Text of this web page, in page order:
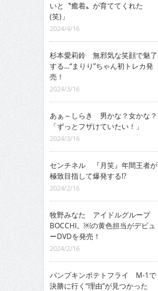
いと〝癒着〟が育ててくれた
(笑)」
2024/4/16
杉本愛莉鈴 無邪気な笑顔で魅了
する…“まりり”ちゃん初トレカ発
売！
2024/3/16
あぁ～しらき 男かな？女かな？
「ずっとフザけていたい！」
2024/3/16
センチネル 『月笑』年間王者が
極致目指して爆発する!?
2024/2/16
牧野みなた アイドルグループ
BOCCHI。￼の黄色担当がデビュ
ーDVDを発売！
2024/2/16
パンプキンポテトフライ M-1で
決勝に行く“理由”が見つかった